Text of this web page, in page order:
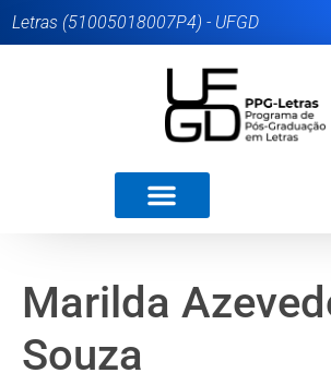
Letras (51005018007P4) - UFGD
Marilda
Souza